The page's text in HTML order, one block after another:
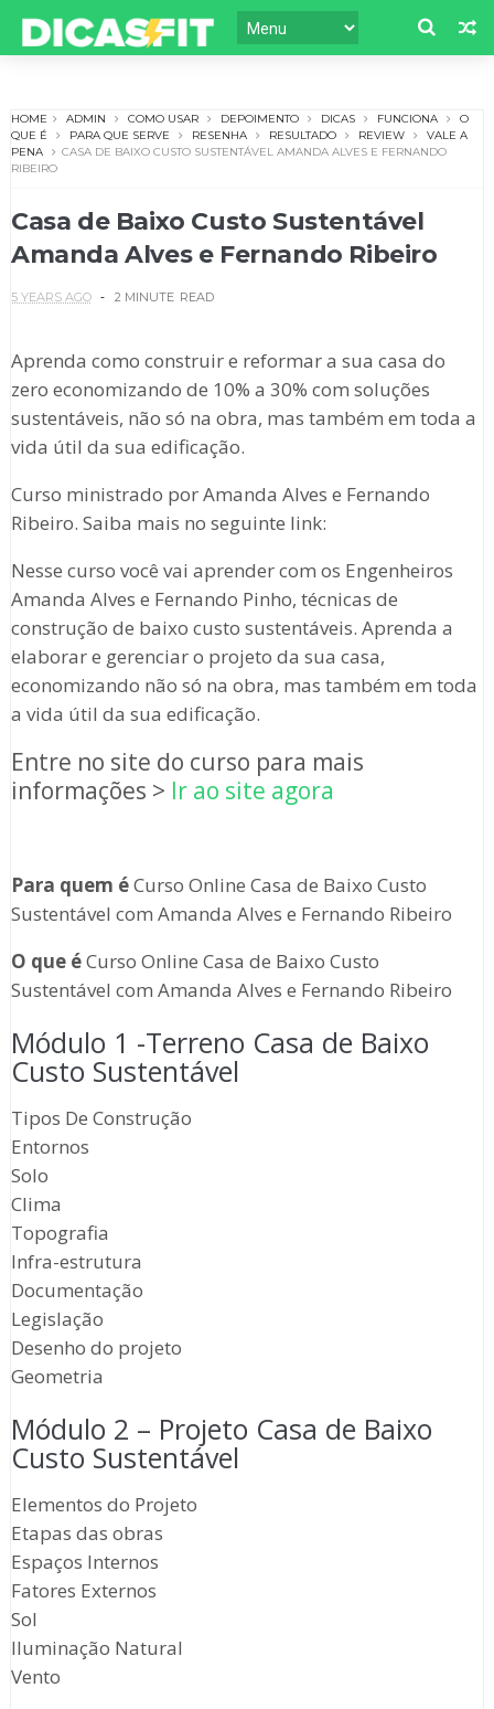
HOME ADMIN COMO USAR DEPOIMENTO DICAS FUNCIONA
O
QUE É
PARA QUE SERVE RESENHA RESULTADO REVIEW
VALE A
PENA
CASA DE BAIXO CUSTO SUSTENTÁVEL AMANDA ALVES E FERNANDO
RIBEIRO
Casa de Baixo Custo Sustentável
Amanda Alves e Fernando Ribeiro
5 YEARS AGO 2 MINUTE READ
Aprenda como construir e reformar a sua casa do
zero economizando de 10% a 30% com soluções
sustentáveis, não só na obra, mas também em toda a
vida útil da sua edificação.
Curso ministrado por Amanda Alves e Fernando
Ribeiro. Saiba mais no seguinte link:
Nesse curso você vai aprender com os Engenheiros
Amanda Alves e Fernando Pinho, técnicas de
construção de baixo custo sustentáveis. Aprenda a
elaborar e gerenciar o projeto da sua casa,
economizando não só na obra, mas também em toda
a vida útil da sua edificação.
Entre no site do curso para mais
informações > Ir ao site agora
Para quem éCurso Online Casa de Baixo Custo
Sustentável com Amanda Alves e Fernando Ribeiro
O que éCurso Online Casa de Baixo Custo
Sustentável com Amanda Alves e Fernando Ribeiro
Módulo 1 -Terreno Casa de Baixo
Custo Sustentável
Tipos De Construção
Entornos
Solo
Clima
Topografia
Infra-estrutura
Documentação
Legislação
Desenho do projeto
Geometria
Módulo 2 – Projeto Casa de Baixo
Custo Sustentável
Elementos do Projeto
Etapas das obras
Espaços Internos
Fatores Externos
Sol
Iluminação Natural
Vento